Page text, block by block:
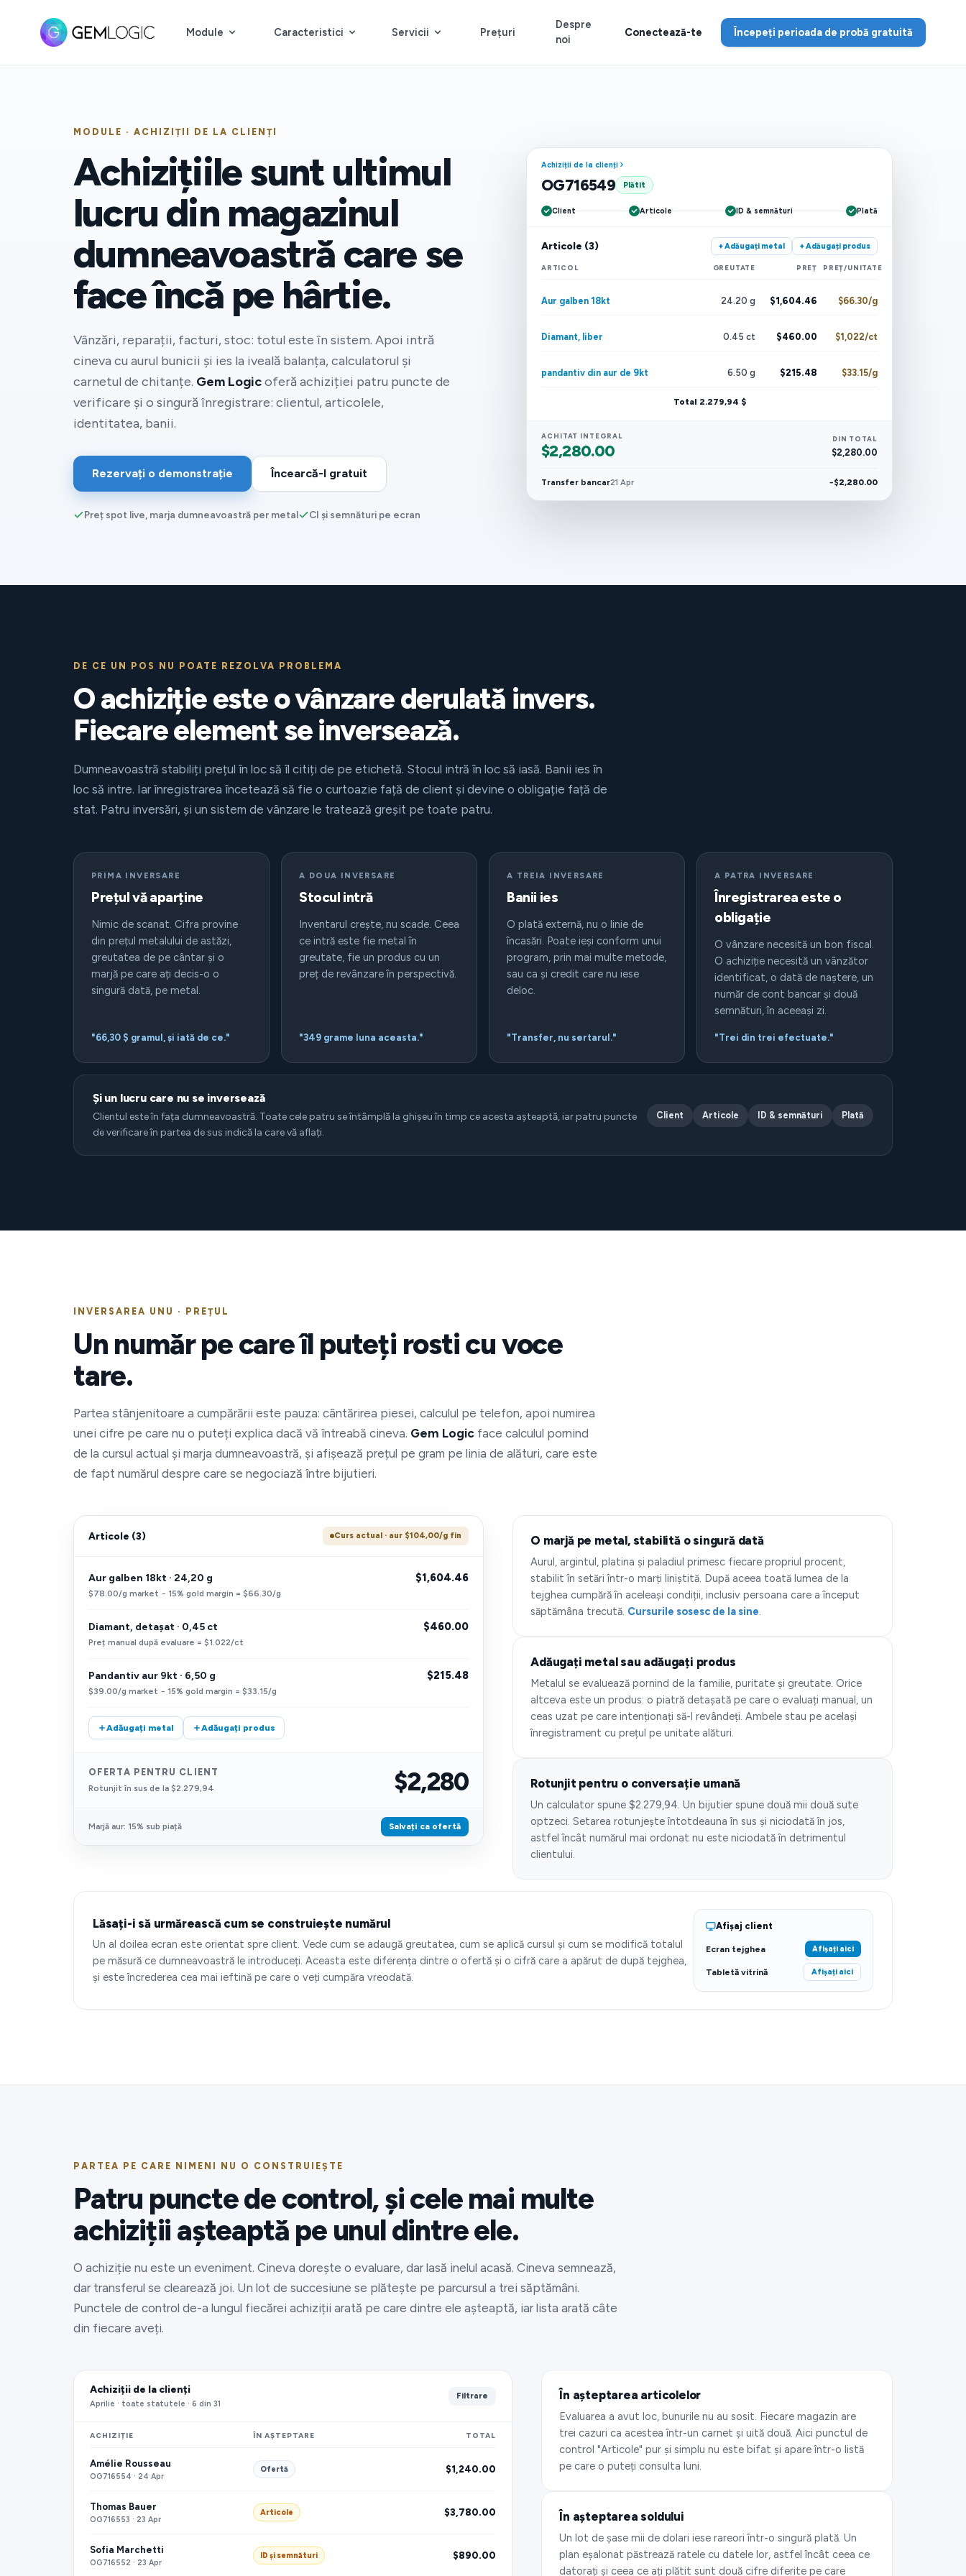
Module Caracteristici Servicii Prețuri
Despre
noi
Conectează-te Începeți perioada de probă gratuită
MODULE · ACHIZIȚII DE LA CLIENȚI
Achizițiile sunt ultimul
lucru din magazinul
dumneavoastră care se
face încă pe hârtie.
Vânzări, reparații, facturi, stoc: totul este în sistem. Apoi intră
cineva cu aurul bunicii și ies la iveală balanța, calculatorul și
carnetul de chitanțe. Gem Logicoferă achiziției patru puncte de
verificare și o singură înregistrare: clientul, articolele,
identitatea, banii.
Rezervați o demonstrație Încearcă-l gratuit
Preț spot live, marja dumneavoastră per metal CI și semnături pe ecran
Achiziții de la clienți
OG716549 Plătit
Client Articole ID & semnături Plată
Articole (3) + Adăugați metal + Adăugați produs
ARTICOL GREUTATE PREȚ PREȚ/UNITATE
Aur galben 18kt 24.20 g $1,604.46 $66.30/g
Diamant, liber 0.45 ct $460.00 $1,022/ct
pandantiv din aur de 9kt 6.50 g $215.48 $33.15/g
Total 2.279,94 $
ACHITAT INTEGRAL
$2,280.00
DIN TOTAL
$2,280.00
Transfer bancar21 Apr −$2,280.00
DE CE UN POS NU POATE REZOLVA PROBLEMA
O achiziție este o vânzare derulată invers.
Fiecare element se inversează.
Dumneavoastră stabiliți prețul în loc să îl citiți de pe etichetă. Stocul intră în loc să iasă. Banii ies în
loc să intre. Iar înregistrarea încetează să fie o curtoazie față de client și devine o obligație față de
stat. Patru inversări, și un sistem de vânzare le tratează greșit pe toate patru.
PRIMA INVERSARE
Prețul vă aparține
Nimic de scanat. Cifra provine
din prețul metalului de astăzi,
greutatea de pe cântar și o
marjă pe care ați decis-o o
singură dată, pe metal.
"66,30 $ gramul, și iată de ce."
A DOUA INVERSARE
Stocul intră
Inventarul crește, nu scade. Ceea
ce intră este fie metal în
greutate, fie un produs cu un
preț de revânzare în perspectivă.
"349 grame luna aceasta."
A TREIA INVERSARE
Banii ies
O plată externă, nu o linie de
încasări. Poate ieși conform unui
program, prin mai multe metode,
sau ca și credit care nu iese
deloc.
"Transfer, nu sertarul."
A PATRA INVERSARE
Înregistrarea este o
obligație
O vânzare necesită un bon fiscal.
O achiziție necesită un vânzător
identificat, o dată de naștere, un
număr de cont bancar și două
semnături, în aceeași zi.
"Trei din trei efectuate."
Și un lucru care nu se inversează
Clientul este în fața dumneavoastră. Toate cele patru se întâmplă la ghișeu în timp ce acesta așteaptă, iar patru puncte
de verificare în partea de sus indică la care vă aflați.
Client Articole ID & semnături Plată
INVERSAREA UNU · PREȚUL
Un număr pe care îl puteți rosti cu voce
tare.
Partea stânjenitoare a cumpărării este pauza: cântărirea piesei, calculul pe telefon, apoi numirea
unei cifre pe care nu o puteți explica dacă vă întreabă cineva. Gem Logic face calculul pornind
de la cursul actual și marja dumneavoastră, și afișează prețul pe gram pe linia de alături, care este
de fapt numărul despre care se negociază între bijutieri.
Articole (3) Curs actual · aur $104,00/g fin
Aur galben 18kt · 24,20 g
$78.00/g market − 15% gold margin = $66.30/g
$1,604.46
Diamant, detașat · 0,45 ct
Preț manual după evaluare = $1.022/ct
$460.00
Pandantiv aur 9kt · 6,50 g
$39.00/g market − 15% gold margin = $33.15/g
$215.48
Adăugați metal Adăugați produs
OFERTA PENTRU CLIENT
Rotunjit în sus de la $2.279,94 $2,280
Marjă aur: 15% sub piață Salvați ca ofertă
O marjă pe metal, stabilită o singură dată
Aurul, argintul, platina și paladiul primesc fiecare propriul procent,
stabilit în setări într-o marți liniștită. După aceea toată lumea de la
tejghea cumpără în aceleași condiții, inclusiv persoana care a început
săptămâna trecută. Cursurile sosesc de la sine.
Adăugați metal sau adăugați produs
Metalul se evaluează pornind de la familie, puritate și greutate. Orice
altceva este un produs: o piatră detașată pe care o evaluați manual, un
ceas uzat pe care intenționați să-l revândeți. Ambele stau pe același
înregistrament cu prețul pe unitate alături.
Rotunjit pentru o conversație umană
Un calculator spune $2.279,94. Un bijutier spune două mii două sute
optzeci. Setarea rotunjește întotdeauna în sus și niciodată în jos,
astfel încât numărul mai ordonat nu este niciodată în detrimentul
clientului.
Lăsați-i să urmărească cum se construiește numărul
Un al doilea ecran este orientat spre client. Vede cum se adaugă greutatea, cum se aplică cursul și cum se modifică totalul
pe măsură ce dumneavoastră le introduceți. Aceasta este diferența dintre o ofertă și o cifră care a apărut de după tejghea,
și este încrederea cea mai ieftină pe care o veți cumpăra vreodată.
Afișaj client
Ecran tejghea Afișați aici
Tabletă vitrină Afișați aici
PARTEA PE CARE NIMENI NU O CONSTRUIEȘTE
Patru puncte de control, și cele mai multe
achiziții așteaptă pe unul dintre ele.
O achiziție nu este un eveniment. Cineva dorește o evaluare, dar lasă inelul acasă. Cineva semnează,
dar transferul se clearează joi. Un lot de succesiune se plătește pe parcursul a trei săptămâni.
Punctele de control de-a lungul fiecărei achiziții arată pe care dintre ele așteaptă, iar lista arată câte
din fiecare aveți.
Achiziții de la clienți
Aprilie · toate statutele · 6 din 31
Filtrare
ACHIZIȚIE ÎN AȘTEPTARE TOTAL
Amélie Rousseau
OG716554 · 24 Apr
Ofertă $1,240.00
Thomas Bauer
OG716553 · 23 Apr
Articole $3,780.00
Sofia Marchetti
OG716552 · 23 Apr
ID și semnături $890.00
În așteptarea articolelor
Evaluarea a avut loc, bunurile nu au sosit. Fiecare magazin are
trei cazuri ca acestea într-un carnet și uită două. Aici punctul de
control "Articole" pur și simplu nu este bifat și apare într-o listă
pe care o puteți consulta luni.
În așteptarea soldului
Un lot de șase mii de dolari iese rareori într-o singură plată. Un
plan eșalonat păstrează ratele cu datele lor, astfel încât ceea ce
datorați și ceea ce ați plătit sunt două cifre diferite pe care